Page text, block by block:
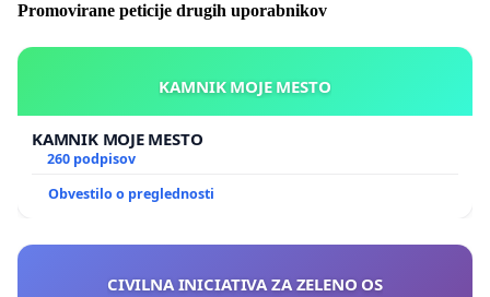
Promovirane peticije drugih uporabnikov
KAMNIK MOJE MESTO
KAMNIK MOJE MESTO
260 podpisov
Obvestilo o preglednosti
CIVILNA INICIATIVA ZA ZELENO OS